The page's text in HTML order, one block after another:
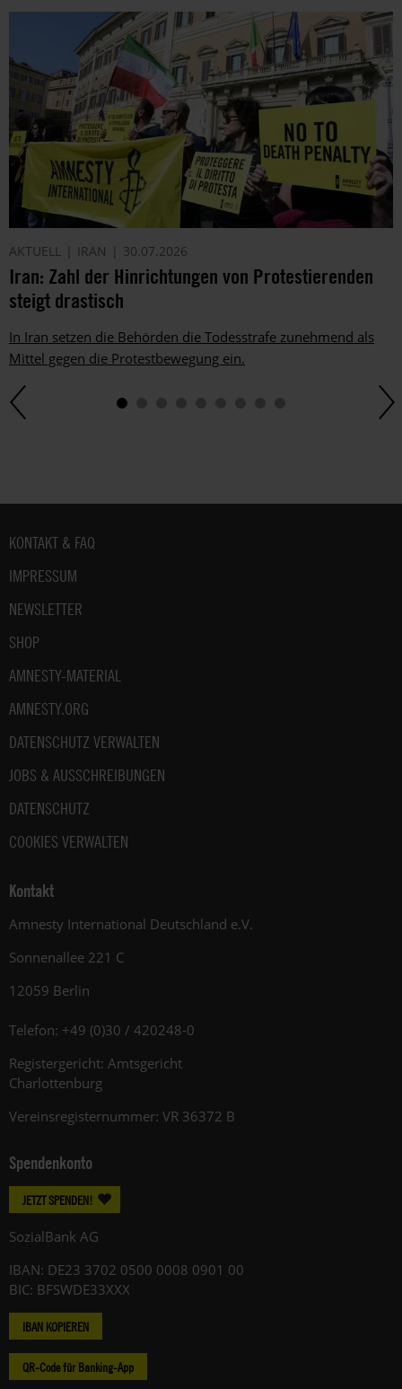
AKTUELL IRAN 30.07.2026
Iran: Zahl der Hinrichtungen von Protestierenden
steigt drastisch
In Iran setzen die Behörden die Todesstrafe zunehmend als
Mittel gegen die Protestbewegung ein.
Fußbereich
KONTAKT & FAQ
IMPRESSUM
NEWSLETTER
SHOP
AMNESTY-MATERIAL
AMNESTY.ORG
DATENSCHUTZ VERWALTEN
JOBS & AUSSCHREIBUNGEN
DATENSCHUTZ
COOKIES VERWALTEN
Kontakt
Amnesty International Deutschland e.V.
Sonnenallee 221 C
12059 Berlin
Telefon: +49 (0)30 / 420248-0
Registergericht: Amtsgericht
Charlottenburg
Vereinsregisternummer: VR 36372 B
Spendenkonto
JETZT SPENDEN!
SozialBank AG
IBAN: DE23 3702 0500 0008 0901 00
BIC: BFSWDE33XXX
IBAN KOPIEREN
QR-Code für Banking-App